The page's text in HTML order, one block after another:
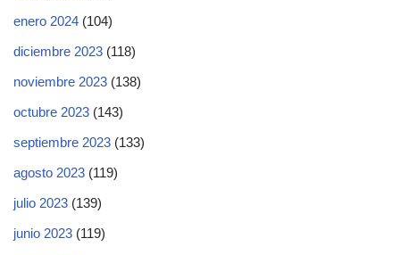
enero 2024 (104)
diciembre 2023 (118)
noviembre 2023 (138)
octubre 2023 (143)
septiembre 2023 (133)
agosto 2023 (119)
julio 2023 (139)
junio 2023 (119)